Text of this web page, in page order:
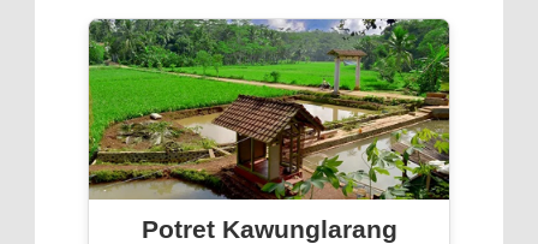
Potret Kawunglarang